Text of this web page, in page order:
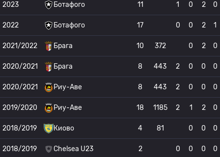
2023 Ботафого 11 1 0 2 0
2022 Ботафого 17 0 0 2 1
2021/2022 Брага 10 372 0 2 0
2020/2021 Брага 8 443 2 0 0 0
2020/2021 Риу-Аве 8 443 2 0 0 0
2019/2020 Риу-Аве 18 1185 2 1 2 0
2018/2019 Киово 4 81 0 0 0
2018/2019 Chelsea U23 2 0 0 0 0